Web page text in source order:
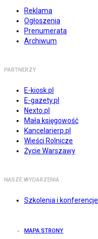
Reklama
Ogłoszenia
Prenumerata
Archiwum
PARTNERZY
E-kiosk.pl
E-gazety.pl
Nexto.pl
Mała księgowość
Kancelarierp.pl
Wieści Rolnicze
Życie Warszawy
NASZE WYDARZENIA
Szkolenia i konferencje
MAPA STRONY